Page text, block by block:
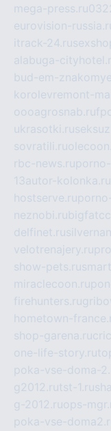
mega-press.ru
eurovision-
itrack-24.ru
alabuga-
bud-em-
korolevremont-
oooagrosnab.ru
ukrasotki.ru
sovratili.ru
rbc-news.ru
13autor-kolonka.ru
hostserve.ru
neznobi.ru
delfinet.ru
velotrenajery.ru
show-pets.ru
miraclecoon.ru
firehunters.ru
hometown-
shop-garena.ru
one-life-story.ru
poka-vse-doma-
g2012.rutst-1.ru
g-2012.ruops-
poka-vse-